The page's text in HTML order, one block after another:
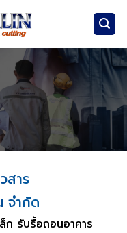
สาร
จำกัด
ก รับรื้อถอนอาคาร